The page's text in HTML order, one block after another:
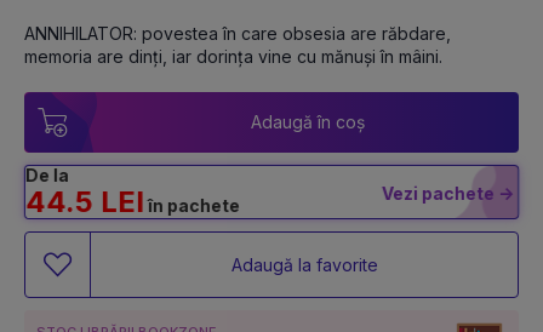
ANNIHILATOR: povestea în care obsesia are răbdare,
memoria are dinți, iar dorința vine cu mănuși în mâini.
Adaugă în coș
De la
44.5 LEIîn pachete
Vezi pachete ->
Adaugă la favorite